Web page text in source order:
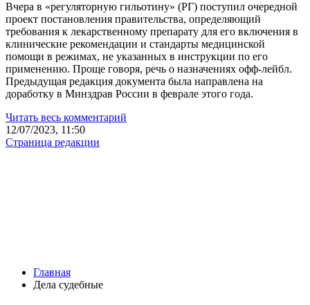
Вчера в «регуляторную гильотину» (РГ) поступил очередной
проект постановления правительства, определяющий
требования к лекарственному препарату для его включения в
клинические рекомендации и стандарты медицинской
помощи в режимах, не указанных в инструкции по его
применению. Проще говоря, речь о назначениях офф-лейбл.
Предыдущая редакция документа была направлена на
доработку в Минздрав России в феврале этого года.
Читать весь комментарий
12/07/2023, 11:50
Страница редакции
Главная
Дела судебные